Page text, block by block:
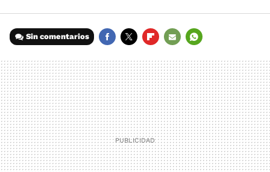
Sin comentarios
MAIL